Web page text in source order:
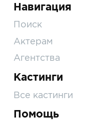
Навигация
Поиск
Актерам
Агентства
Кастинги
Все кастинги
Помощь